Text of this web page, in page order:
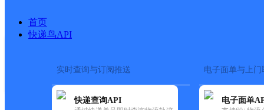
首页
快递鸟API
实时查询与订阅推送
快递查询API
电子面单与上门
电子面单